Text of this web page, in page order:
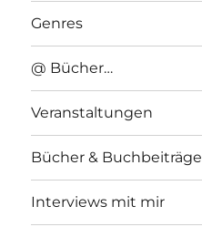
Genres
@ Bücher…
Veranstaltungen
Bücher & Buchbeiträge
Interviews mit mir